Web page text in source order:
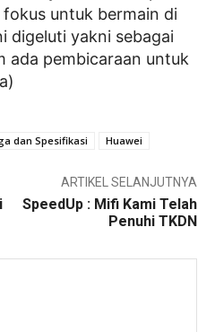
untuk bermain di
digeluti yakni sebagai
ada pembicaraan untuk
dan Spesifikasi Huawei
ARTIKEL SELANJUTNYA
SpeedUp : Mifi Kami Telah
Penuhi TKDN